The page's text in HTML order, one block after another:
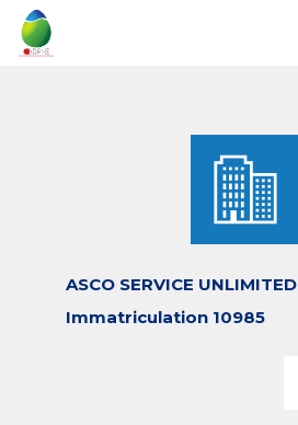
ASCO SERVICE UNLIMITED
Immatriculation 10985